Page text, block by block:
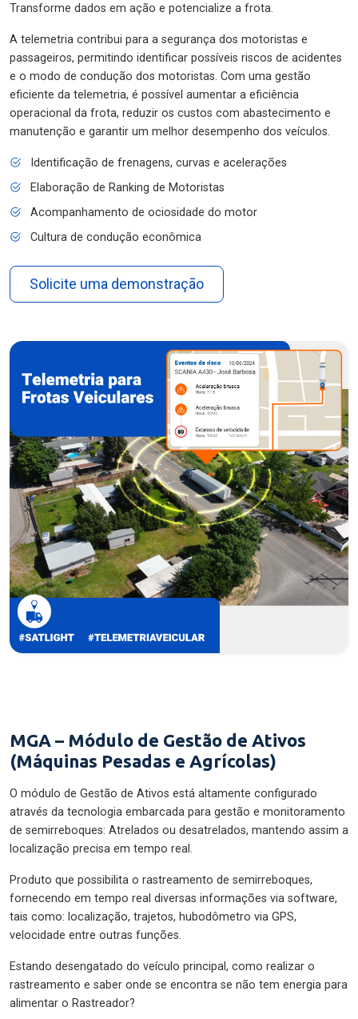
Transforme dados em ação e potencialize a frota.
A telemetria contribui para a segurança dos motoristas e
passageiros, permitindo identificar possíveis riscos de acidentes
e o modo de condução dos motoristas. Com uma gestão
eficiente da telemetria, é possível aumentar a eficiência
operacional da frota, reduzir os custos com abastecimento e
manutenção e garantir um melhor desempenho dos veículos.
Identificação de frenagens, curvas e acelerações
Elaboração de Ranking de Motoristas
Acompanhamento de ociosidade do motor
Cultura de condução econômica
Solicite uma demonstração
MGA – Módulo de Gestão de Ativos
(Máquinas Pesadas e Agrícolas)
O módulo de Gestão de Ativos está altamente configurado
através da tecnologia embarcada para gestão e monitoramento
de semirreboques: Atrelados ou desatrelados, mantendo assim a
localização precisa em tempo real.
Produto que possibilita o rastreamento de semirreboques,
fornecendo em tempo real diversas informações via software,
tais como: localização, trajetos, hubodômetro via GPS,
velocidade entre outras funções.
Estando desengatado do veículo principal, como realizar o
rastreamento e saber onde se encontra se não tem energia para
alimentar o Rastreador?